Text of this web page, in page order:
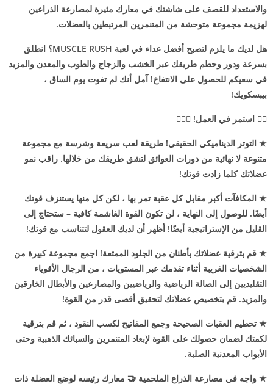
والاستعداد للقصف على شاشتك في معارك مثيرة لمصارعة الذراعين
لهزيمة مجموعة متوحشة من المتنمرين المرتبطين بالعضلات.
هل لديك ما يلزم لتصبح أفضل عداء في لعبة MUSCLE RUSH؟ انطلق
بسرعة ودور وحطم طريقك عبر الخشب والزجاج والطوب والمعدن والمزيد
في سعيكم للحصول على الانتفاخ! آمل أنك لم تفوت يوم الساق ،
بيبسكويك!
🏃‍♂️ استمر في العمل! 🏃🏿‍♂️
★ التوتر الديناميكي الحقيقي! طريقة لعب سريعة وشرسة مع مجموعة
متنوعة لا نهائية من دورات العوائق لتشق طريقك من خلالها. راقب نمو
عضلاتك كلما زادت قوتك!
★ المكافآت أكبر مقابل كل عقبة تمر بها ، لكن كل منها يستنزف قوتك
أيضًا. للوصول إلى النهاية ، لن تكون القوة الغاشمة كافية – ستحتاج إلى
القليل من الإستراتيجية أيضًا! أظهر أن لديك العقول لتتناسب مع قوتك!
★ قم بترقية عضلاتك بأطنان من الجلود الممتعة! اجمع مجموعة كبيرة من
الشخصيات الغريبة أثناء تقدمك عبر المستويات ، من الرجال الأقوياء
التقليديين إلى الصالة الرياضية والرياضيين والمصارعين والأبطال الخارقين
والمزيد. قم بتخصيص عضلاتك لتحقيق أقصى قدر من القوة!
★ تحطيم العقبات الصحيحة وجمع المفاتيح لكسب النقود ، ثم قم بترقية
لكمتك لضمان حصولك على القوة لإبعاد المتنمرين والسبائك الذهبية وحتى
الأبواب المعدنية الصلبة.
★ واجه في مصارعة الذراع الملحمية 🤝 معارك رئيسه لوضع العضلة ذات